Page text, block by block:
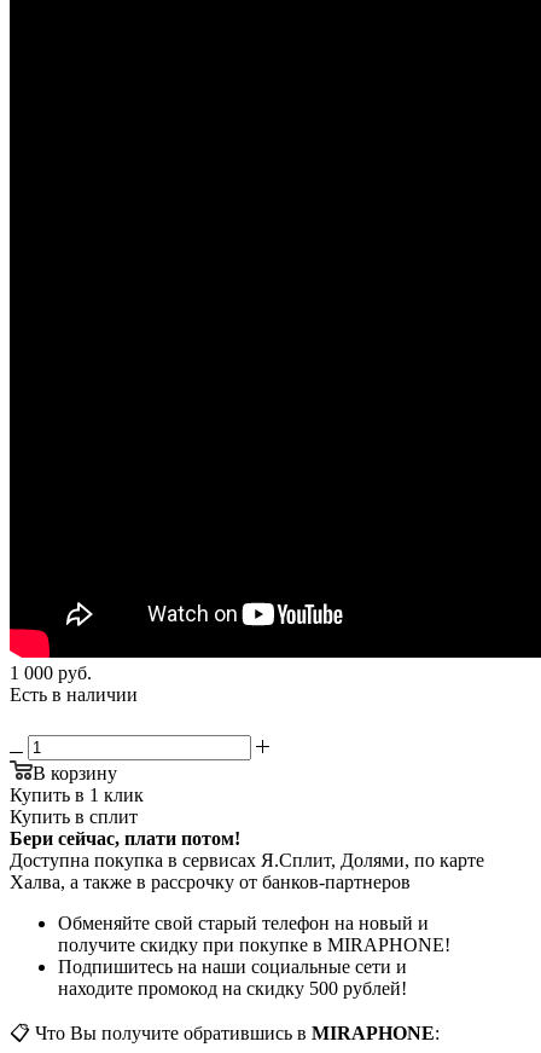
1 000 руб.
Есть в наличии
В корзину
Купить в 1 клик
Купить в сплит
Бери сейчас, плати потом!
Доступна покупка в сервисах Я.Сплит, Долями, по карте
Халва, а также в рассрочку от банков-партнеров
Обменяйте свой старый телефон на новый и
получите скидку при покупке в MIRAPHONE!
Подпишитесь на наши социальные сети и
находите промокод на скидку 500 рублей!
📋 Что Вы получите обратившись в MIRAPHONE: